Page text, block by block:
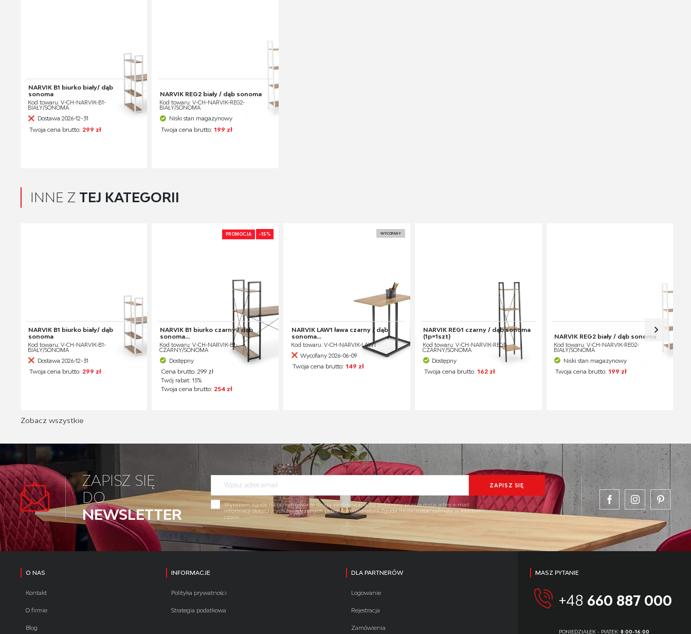
NARVIK B1 biurko biały/ dąb
sonoma
Kod towaru: V-CH-NARVIK-B1-
BIAŁY/SONOMA
Dostawa 2026-12-31
Twoja cena brutto: 299 zł
NARVIK REG2 biały / dąb sonoma
Kod towaru: V-CH-NARVIK-REG2-
BIAŁY/SONOMA
Niski stan magazynowy
Twoja cena brutto:199 zł
INNE Z TEJ KATEGORII
NARVIK B1 biurko biały/ dąb
sonoma
Kod towaru: V-CH-NARVIK-B1-
BIAŁY/SONOMA
Dostawa 2026-12-31
Twoja cena brutto: 299 zł
PROMOCJA -15%
NARVIK B1 biurko czarny / dąb
sonoma...
Kod towaru: V-CH-NARVIK-B1-
CZARNY/SONOMA
Dostępny
Cena brutto: 299 zł
Twój rabat: 15%
Twoja cena brutto: 254 zł
WYCOFANY
NARVIK LAW1 ława czarny / dąb
sonoma...
Kod towaru: V-CH-NARVIK-LAW1
Wycofany 2026-06-09
Twoja cena brutto: 149 zł
NARVIK REG1 czarny / dąb sonoma
(1p=1szt)
Kod towaru: V-CH-NARVIK-REG1-
CZARNY/SONOMA
Dostępny
Twoja cena brutto: 162 zł
NARVIK REG2 biały / dąb sonoma
Kod towaru: V-CH-NARVIK-REG2-
BIAŁY/SONOMA
Niski stan magazynowy
Twoja cena brutto:199 zł
Zobacz wszystkie
ZAPISZ SIĘ
DO
NEWSLETTER
Wyrażam zgodę na otrzymywanie drogą elektroniczną na wskazany przeze mnie adres e-mail
informacji dotyczących świadczonych przez Administratora.Zgoda może zostać cofnięta w każdym
czasie.
O NAS
Kontakt
O firmie
Blog
INFORMACJE
Polityka prywatności
Strategia podatkowa
DLA PARTNERÓW
Logowanie
Rejestracja
Zamówienia
MASZ PYTANIE
+48 660 887 000
PONIEDZIAŁEK - PIĄTEK:8:00-16:00